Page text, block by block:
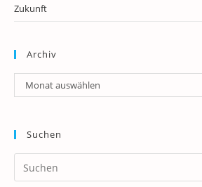
Zukunft
Archiv
Archiv
Monat auswählen
Suchen